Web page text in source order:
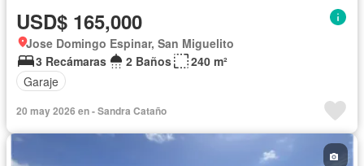
USD$ 165,000
Jose Domingo Espinar, San Miguelito
3 Recámaras
2 Baños
240 m²
Garaje
20 may 2026 en - Sandra Cataño